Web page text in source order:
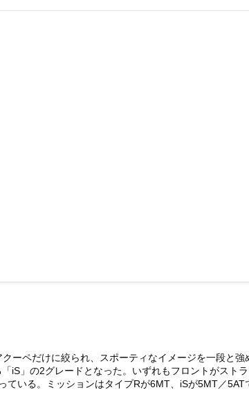
ーペだけに絞られ、スポーティなイメージを一段と
iS」の2グレードとなった。いずれもフロントがスト
いる。ミッションはタイプRが6MT、iSが5MT／